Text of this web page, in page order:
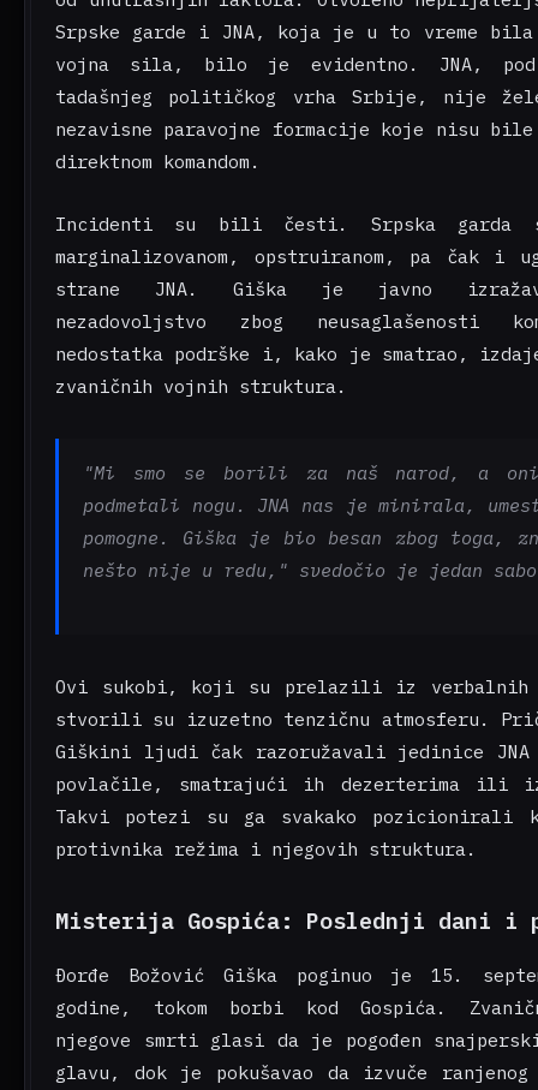
Srpske garde i JNA, koja je u to vreme bila
vojna sila, bilo je evidentno. JNA, pod
tadašnjeg političkog vrha Srbije, nije
nezavisne paravojne formacije koje nisu bile
direktnom komandom.
Incidenti su bili česti. Srpska garda
marginalizovanom, opstruiranom, pa čak i
strane JNA. Giška je javno
nezadovoljstvo zbog neusaglašenosti
nedostatka podrške i, kako je smatrao,
zvaničnih vojnih struktura.
"Mi smo se borili za naš narod, a oni
podmetali nogu. JNA nas je minirala,
pomogne. Giška je bio besan zbog toga,
nešto nije u redu," svedočio je jedan
Ovi sukobi, koji su prelazili iz verbalnih
stvorili su izuzetno tenzičnu atmosferu.
Giškini ljudi čak razoružavali jedinice JNA
povlačile, smatrajući ih dezerterima ili
Takvi potezi su ga svakako pozicionirali
protivnika režima i njegovih struktura.
Misterija Gospića: Poslednji dani i
Đorđe Božović Giška poginuo je 15.
godine, tokom borbi kod Gospića.
njegove smrti glasi da je pogođen
glavu, dok je pokušavao da izvuče ranjenog